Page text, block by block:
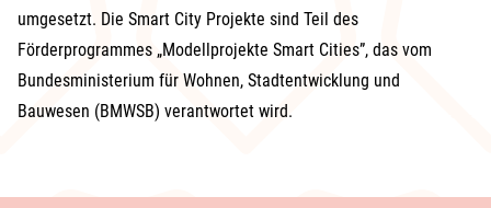
umgesetzt. Die Smart City Projekte sind Teil des
Förderprogrammes „Modellprojekte Smart Cities”, das vom
Bundesministerium für Wohnen, Stadtentwicklung und
Bauwesen (BMWSB) verantwortet wird.